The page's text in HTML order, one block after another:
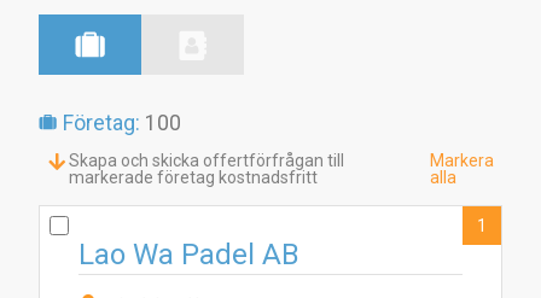
Företag: 100
Skapa och skicka offertförfrågan till
markerade företag kostnadsfritt
Markera
alla
Lao Wa Padel AB
1